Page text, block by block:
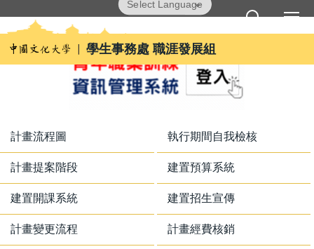
到
主
學生事務處 職涯發展組
Translate
計畫流程圖 執行期間自我檢核
計畫提案階段 建置預算系統
建置開課系統 建置招生宣傳
計畫變更流程 計畫經費核銷